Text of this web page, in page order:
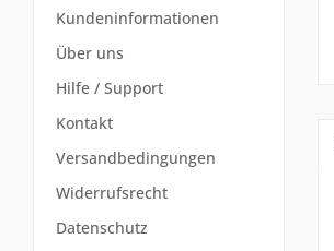
Kundeninformationen
Über uns
Hilfe / Support
Kontakt
Versandbedingungen
Widerrufsrecht
Datenschutz